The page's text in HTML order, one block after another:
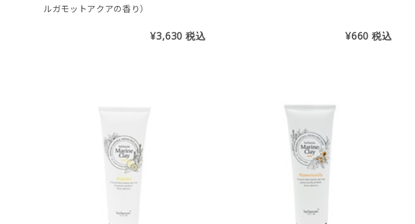
ルガモットアクアの香り）
¥3,630税込 ¥660税込